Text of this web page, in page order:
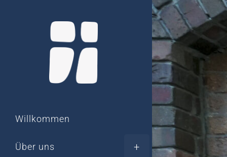
Zum
Inhalt
springen
Willkommen
Über uns